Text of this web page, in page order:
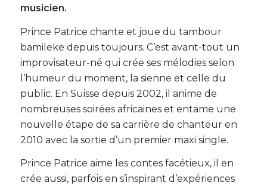
musicien.
Prince Patrice chante et joue du tambour
bamileke depuis toujours. C’est avant-tout un
improvisateur-né qui crée ses mélodies selon
l’humeur du moment, la sienne et celle du
public. En Suisse depuis 2002, il anime de
nombreuses soirées africaines et entame une
nouvelle étape de sa carrière de chanteur en
2010 avec la sortie d’un premier maxi single.
Prince Patrice aime les contes facétieux, il en
crée aussi, parfois en s’inspirant d’expériences